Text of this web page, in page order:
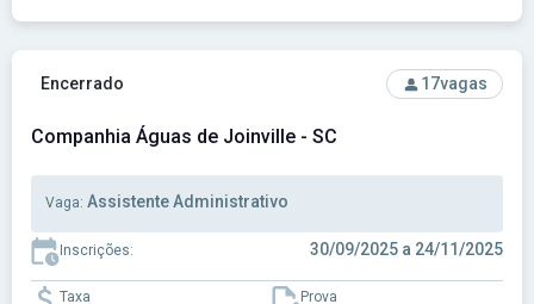
Ver concurso: Companhia Águas de Joinville - SC
Encerrado 17vagas
Companhia Águas de Joinville - SC
Vaga: Assistente Administrativo
Inscrições: 30/09/2025 a 24/11/2025
Taxa Prova